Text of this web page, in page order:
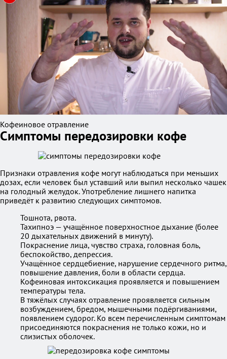
Кофеиновое отравление
Симптомы передозировки кофе
Признаки отравления кофе могут наблюдаться при меньших
дозах, если человек был уставший или выпил несколько чашек
на голодный желудок. Употребление лишнего напитка
приведёт к развитию следующих симптомов.
Тошнота, рвота.
Тахипноэ — учащённое поверхностное дыхание (более
20 дыхательных движений в минуту).
Покраснение лица, чувство страха, головная боль,
беспокойство, депрессия.
Учащённое сердцебиение, нарушение сердечного ритма,
повышение давления, боли в области сердца.
Кофеиновая интоксикация проявляется и повышением
температуры тела.
В тяжёлых случаях отравление проявляется сильным
возбуждением, бредом, мышечными подёргиваниями,
появлением судорог. Ко всем перечисленным симптомам
присоединяются покраснения не только кожи, но и
слизистых оболочек.